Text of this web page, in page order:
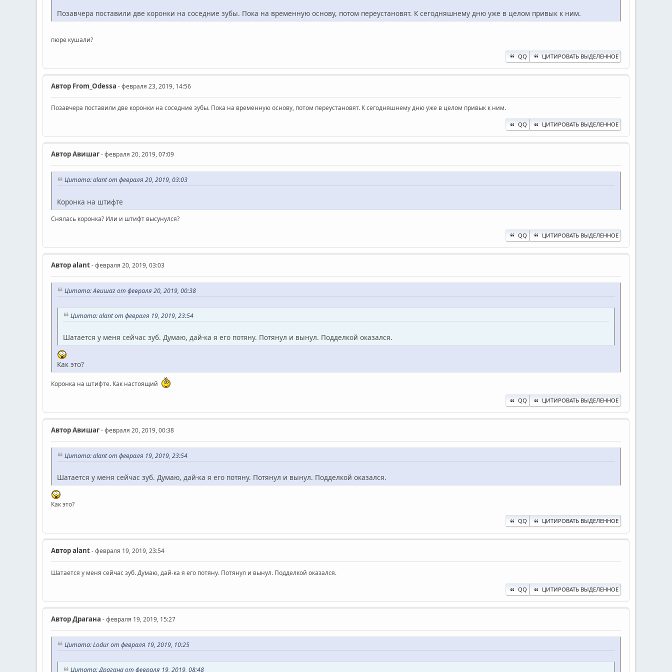
Позавчера поставили две коронки на соседние зубы. Пока на временную основу, потом переустановят. К сегодняшнему дню уже в целом привык к ним.
пюре кушали?
QQ ЦИТИРОВАТЬ ВЫДЕЛЕННОЕ
Автор From_Odessa - февраля 23, 2019, 14:56
Позавчера поставили две коронки на соседние зубы. Пока на временную основу, потом переустановят. К сегодняшнему дню уже в целом привык к ним.
QQ ЦИТИРОВАТЬ ВЫДЕЛЕННОЕ
АвторАвишаг- февраля 20, 2019, 07:09
Цитата: alant от февраля 20, 2019, 03:03
Коронка на штифте
Снялась коронка? Или и штифт высунулся?
QQ ЦИТИРОВАТЬ ВЫДЕЛЕННОЕ
Авторalant- февраля 20, 2019, 03:03
Цитата: Авишаг от февраля 20, 2019, 00:38
Цитата: alant от февраля 19, 2019, 23:54
Шатается у меня сейчас зуб. Думаю, дай-ка я его потяну. Потянул и вынул. Подделкой оказался.
Как это?
Коронка на штифте. Как настоящий
QQ ЦИТИРОВАТЬ ВЫДЕЛЕННОЕ
АвторАвишаг- февраля 20, 2019, 00:38
Цитата: alant от февраля 19, 2019, 23:54
Шатается у меня сейчас зуб. Думаю, дай-ка я его потяну. Потянул и вынул. Подделкой оказался.
Как это?
QQ ЦИТИРОВАТЬ ВЫДЕЛЕННОЕ
Авторalant- февраля 19, 2019, 23:54
Шатается у меня сейчас зуб. Думаю, дай-ка я его потяну. Потянул и вынул. Подделкой оказался.
QQ ЦИТИРОВАТЬ ВЫДЕЛЕННОЕ
АвторДрагана - февраля 19, 2019, 15:27
Цитата: Lodur от февраля 19, 2019, 10:25
Цитата: Драгана от февраля 19, 2019, 08:48